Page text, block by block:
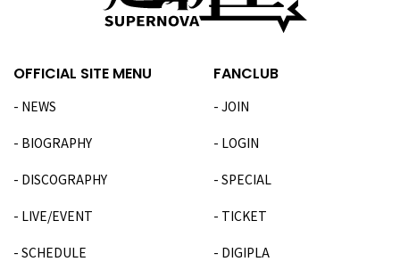
OFFICIAL SITE MENU
NEWS
BIOGRAPHY
DISCOGRAPHY
LIVE/EVENT
SCHEDULE
FANCLUB
JOIN
LOGIN
SPECIAL
TICKET
DIGIPLA